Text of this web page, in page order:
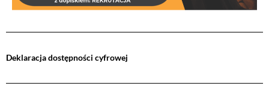
Deklaracja dostępności cyfrowej